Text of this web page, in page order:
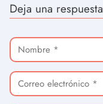
Deja una respuesta